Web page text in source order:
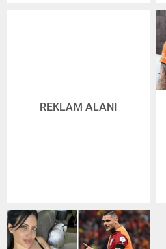
REKLAM ALANI